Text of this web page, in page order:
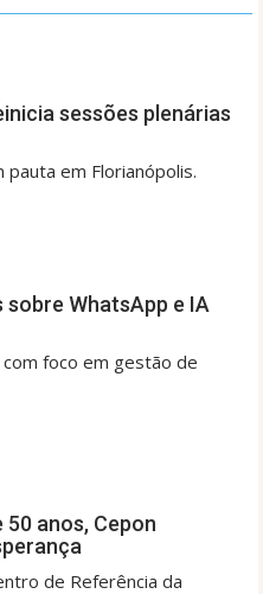
sessões plenárias
em Florianópolis.
sobre WhatsApp e IA
foco em gestão de
50 anos, Cepon
de Referência da